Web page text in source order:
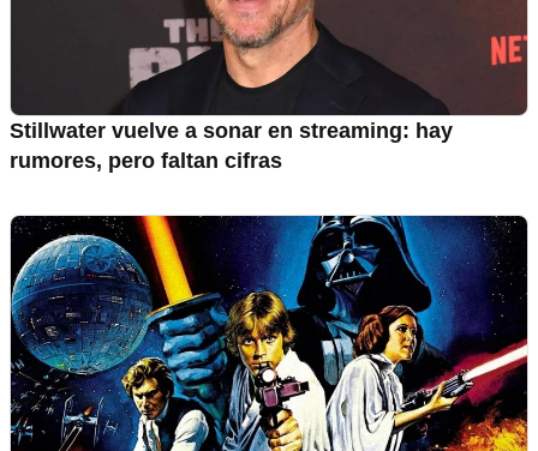
Stillwater vuelve a sonar en streaming: hay
rumores, pero faltan cifras